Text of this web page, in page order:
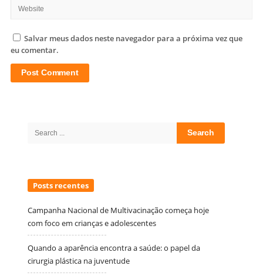
Salvar meus dados neste navegador para a próxima vez que
eu comentar.
Search
Posts recentes
Campanha Nacional de Multivacinação começa hoje
com foco em crianças e adolescentes
Quando a aparência encontra a saúde: o papel da
cirurgia plástica na juventude